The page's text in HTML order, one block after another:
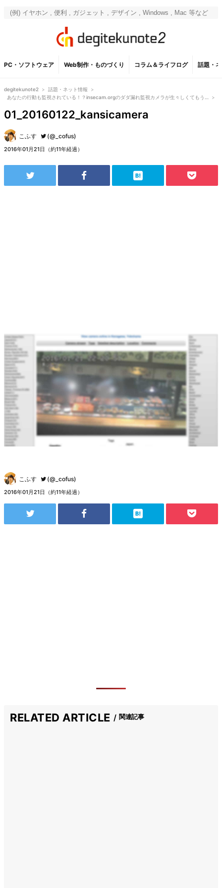
PC・ソフトウェア Web制作・ものづくり コラム＆ライフログ 話題・
degitekunote2 > 話題・ネット情報
>
あなたの行動も監視されている！？insecam.orgのダダ漏れ監視カメラが生々しくてもう…
>
01_20160122_kansicamera
こふす (@_cofus)
2016年01月21日（約11年経過）
こふす (@_cofus)
2016年01月21日（約11年経過）
RELATED ARTICLE 関連記事